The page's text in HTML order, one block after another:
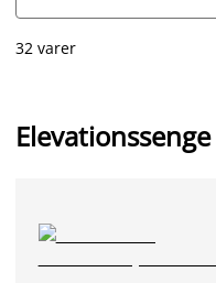
32 varer
Elevationssenge